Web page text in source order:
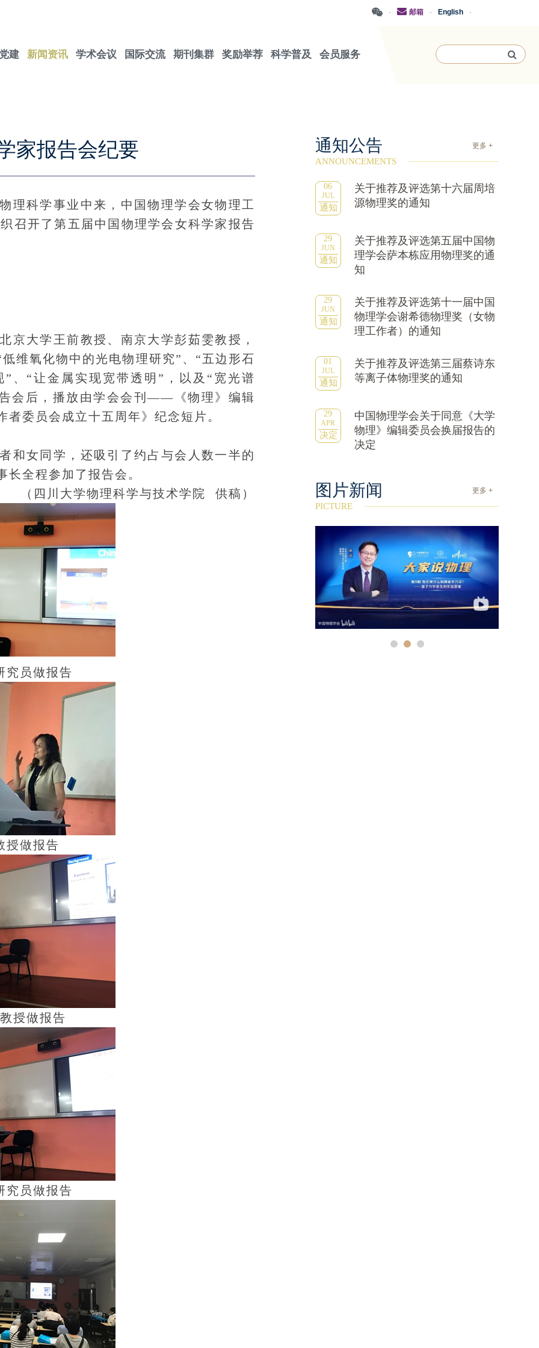
·
English
·
邮箱
·
建 新闻资讯 学术会议 国际交流 期刊集群 奖励举荐 科学普及 会员服务
家报告会纪要
科学事业中来，中国物理学会女物理工
召开了第五届中国物理学会女科学家报告
大学王前教授、南京大学彭茹雯教授，
维氧化物中的光电物理研究”、“五边形石
、“让金属实现宽带透明”，以及“宽光谱
会后，播放由学会会刊——《物理》编辑
委员会成立十五周年》纪念短片。
女同学，还吸引了约占与会人数一半的
全程参加了报告会。
（四川大学物理科学与技术学院 供稿）
究员做报告
授做报告
授做报告
究员做报告
通知公告 更多 +
ANNOUNCEMENTS
06
JUL
通知
关于推荐及评选第十六届周培
源物理奖的通知
29
JUN
通知
关于推荐及评选第五届中国物
理学会萨本栋应用物理奖的通
知
29
JUN
通知
关于推荐及评选第十一届中国
物理学会谢希德物理奖（女物
理工作者）的通知
01
JUL
通知
关于推荐及评选第三届蔡诗东
等离子体物理奖的通知
29
APR
决定
中国物理学会关于同意《大学
物理》编辑委员会换届报告的
决定
更多 +
图片新闻
PICTURE